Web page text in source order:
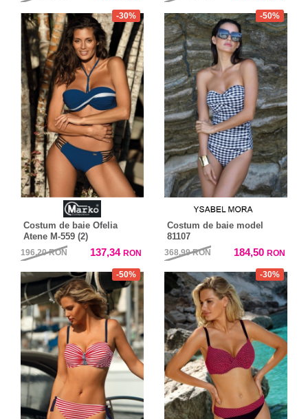
-30%
Costum de baie Ofelia
Atene M-559 (2)
196,20RON 137,34 RON
-50%
Costum de baie model
81107
368,99RON 184,50 RON
-50% -30%